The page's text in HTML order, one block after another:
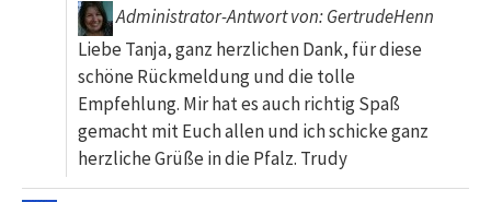
Administrator-Antwort von: GertrudeHenn
Liebe Tanja, ganz herzlichen Dank, für diese
schöne Rückmeldung und die tolle
Empfehlung. Mir hat es auch richtig Spaß
gemacht mit Euch allen und ich schicke ganz
herzliche Grüße in die Pfalz. Trudy